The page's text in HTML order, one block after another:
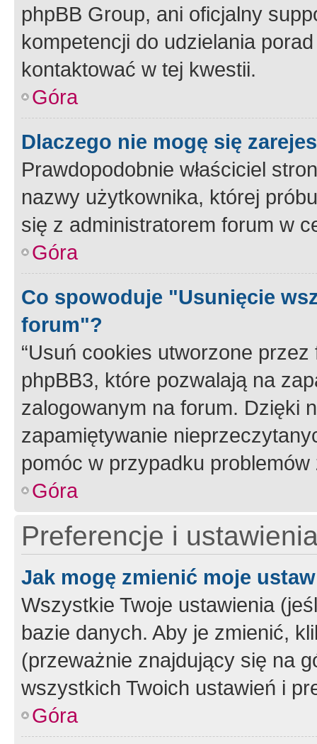
phpBB Group, ani oficjalny
kompetencji do udzielania
kontaktować w tej kwestii.
Góra
Dlaczego nie mogę się
Prawdopodobnie właściciel
nazwy użytkownika, której
się z administratorem forum w
Góra
Co spowoduje "Usunięcie
forum"?
“Usuń cookies utworzone
phpBB3, które pozwalają na
zalogowanym na forum. Dzięki
zapamiętywanie
pomóc w przypadku
Góra
Preferencje i
Jak mogę zmienić moje
Wszystkie Twoje ustawienia
bazie danych. Aby je zmienić,
(przeważnie znajdujący się na
wszystkich Twoich ustawień i
Góra